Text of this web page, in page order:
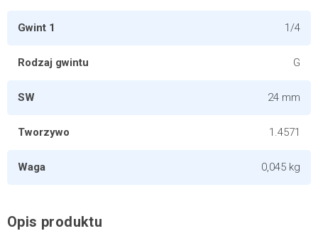
Gwint 1 1/4
Rodzaj gwintu G
SW 24 mm
Tworzywo 1.4571
Waga 0,045 kg
Opis produktu